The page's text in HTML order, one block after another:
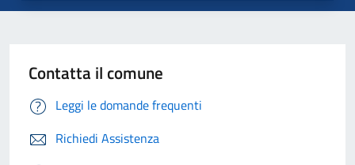
Contatta il comune
Leggi le domande frequenti
Richiedi Assistenza